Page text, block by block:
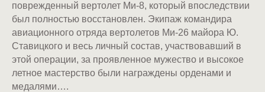
поврежденный вертолет Ми-8, который впоследствии
был полностью восстановлен. Экипаж командира
авиационного отряда вертолетов Ми-26 майора Ю.
Ставицкого и весь личный состав, участвовавший в
этой операции, за проявленное мужество и высокое
летное мастерство были награждены орденами и
медалями….